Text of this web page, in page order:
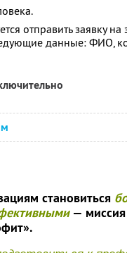
отправить заявку на
данные: ФИО,
становиться
— миссия